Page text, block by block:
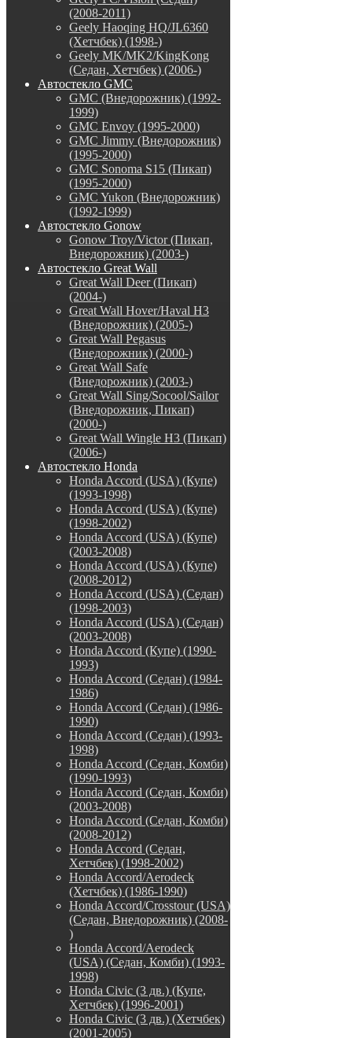
(2008-2011)
Geely Haoqing HQ/JL6360
(Хетчбек) (1998-)
Geely MK/MK2/KingKong
(Седан, Хетчбек) (2006-)
Автостекло GMC
GMC (Внедорожник) (1992-
1999)
GMC Envoy (1995-2000)
GMC Jimmy (Внедорожник)
(1995-2000)
GMC Sonoma S15 (Пикап)
(1995-2000)
GMC Yukon (Внедорожник)
(1992-1999)
Автостекло Gonow
Gonow Troy/Victor (Пикап,
Внедорожник) (2003-)
Автостекло Great Wall
Great Wall Deer (Пикап)
(2004-)
Great Wall Hover/Haval H3
(Внедорожник) (2005-)
Great Wall Pegasus
(Внедорожник) (2000-)
Great Wall Safe
(Внедорожник) (2003-)
Great Wall Sing/Socool/Sailor
(Внедорожник, Пикап)
(2000-)
Great Wall Wingle H3 (Пикап)
(2006-)
Автостекло Honda
Honda Accord (USA) (Купе)
(1993-1998)
Honda Accord (USA) (Купе)
(1998-2002)
Honda Accord (USA) (Купе)
(2003-2008)
Honda Accord (USA) (Купе)
(2008-2012)
Honda Accord (USA) (Седан)
(1998-2003)
Honda Accord (USA) (Седан)
(2003-2008)
Honda Accord (Купе) (1990-
1993)
Honda Accord (Седан) (1984-
1986)
Honda Accord (Седан) (1986-
1990)
Honda Accord (Седан) (1993-
1998)
Honda Accord (Седан, Комби)
(1990-1993)
Honda Accord (Седан, Комби)
(2003-2008)
Honda Accord (Седан, Комби)
(2008-2012)
Honda Accord (Седан,
Хетчбек) (1998-2002)
Honda Accord/Aerodeck
(Хетчбек) (1986-1990)
Honda Accord/Crosstour (USA)
(Седан, Внедорожник) (2008-
)
Honda Accord/Аerodeck
(USA) (Седан, Комби) (1993-
1998)
Honda Civic (3 дв.) (Купе,
Хетчбек) (1996-2001)
Honda Civic (3 дв.) (Хетчбек)
(2001-2005)